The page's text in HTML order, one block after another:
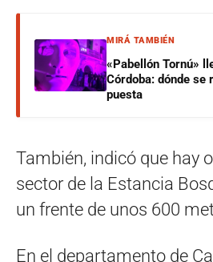
MIRÁ TAMBIÉN
«Pabellón Tornú»
Córdoba: dónde se
puesta
También, indicó que hay
sector de la Estancia
un frente de unos 600
En el departamento de